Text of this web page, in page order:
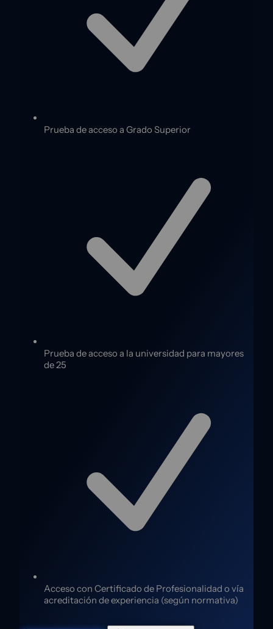
Prueba de acceso a Grado Superior
Prueba de acceso a la universidad para mayores
de 25
Acceso con Certificado de Profesionalidad o vía
acreditación de experiencia (según normativa)